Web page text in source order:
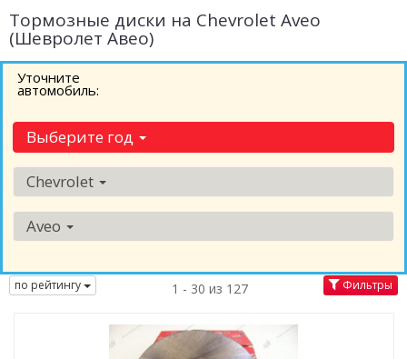
Тормозные диски на Chevrolet Aveo
(Шевролет Авео)
Уточните
автомобиль:
Выберите год
Chevrolet
Aveo
по рейтингу 1 - 30 из 127 Фильтры